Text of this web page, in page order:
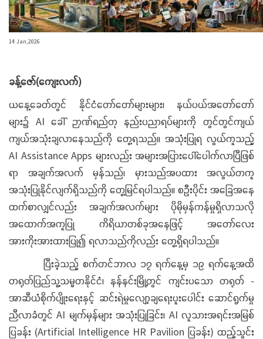
14 Jan,2026
ခန့်ဇော်(ကျေးလက်)
ယနေ့ခေတ်တွင် နိုင်ငံတော်တော်များများ၊ နယ်ပယ်အတော်တော်
များ၌ AI ခေါ် ဉာဏ်ရည်တု နည်းပညာရပ်များကို တွင်တွင်ကျယ်
ကျယ်အသုံးချလာနေသည်ကို တွေ့ရသည်။ အသုံးပြုရ လွယ်ကူသည့်
AI Assistance Apps များလည်း အများအပြားပေါ်ပေါက်လာပြီဖြစ်
ရာ အချက်အလက် မှန်သည်၊ မှားသည်အပထား အလွယ်တကူ
အသုံးပြုနိုင်လျက်ရှိသည်ကို တွေ့မြင်ရပါသည်။ စဦးပိုင်း အခြေအနေ
ထက်စာလျှင်လည်း အချက်အလက်များ ပိုမိုမှန်ကန်မှုရှိလာသလို
အထောက်အကူပြု ကိရိယာတစ်ခုအနေဖြင့် အတော်လေး
အားကိုးအားထားပြု၍ ရလာသည်ကိုလည်း တွေ့ရှိရပါသည်။
ပြီးခဲ့သည့် စက်တင်ဘာလ ၁၇ ရက်နေ့မှ ၁၉ ရက်နေ့အထိ
တရုတ်ပြည်သူ့သမ္မတနိုင်ငံ၊ နန်နင်းမြို့တွင် ကျင်းပသော တရုတ် -
အာဆီယံစိုက်ပျိုးရေးနှင့် ဆင်းရဲမှုလျော့ချရေးပူးပေါင်း ဆောင်ရွက်မှု
ညီလာခံတွင် AI မျက်မှန်များ အသုံးပြုခြင်း၊ AI လူသားအရင်းအမြစ်
ပြခန်း (Artificial Intelligence HR Pavilion ပြခန်း) ထည့်သွင်း